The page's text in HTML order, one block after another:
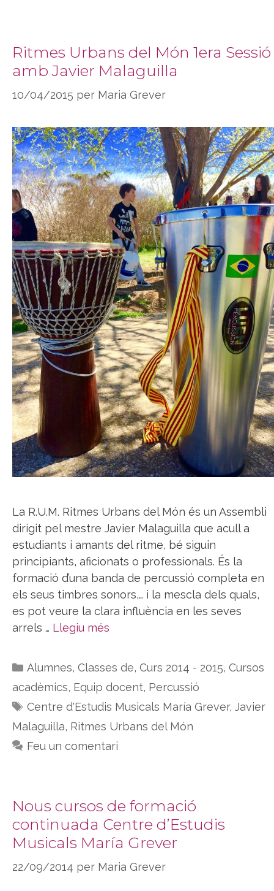
Ritmes Urbans del Món 1era Sessió
amb Javier Malaguilla
10/04/2015 per Maria Grever
La R.U.M. Ritmes Urbans del Món és un Assembli
dirigit pel mestre Javier Malaguilla que acull a
estudiants i amants del ritme, bé siguin
principiants, aficionats o professionals. És la
formació d’una banda de percussió completa en
els seus timbres sonors,… i la mescla dels quals,
es pot veure la clara influència en les seves
arrels … Llegiu més
Categories
Alumnes, Classes de, Curs 2014 - 2015, Cursos
acadèmics, Equip docent, Percussió
Etiquetes
Centre d'Estudis Musicals María Grever, Javier
Malaguilla, Ritmes Urbans del Món
Feu un comentari
Nous cursos de formació
continuada Centre d’Estudis
Musicals María Grever
22/09/2014 per Maria Grever